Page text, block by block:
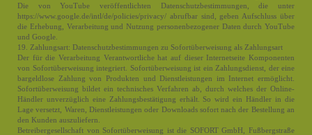
Die von YouTube veröffentlichten Datenschutzbestimmungen, die unter
https://www.google.de/intl/de/policies/privacy/ abrufbar sind, geben Aufschluss über
die Erhebung, Verarbeitung und Nutzung personenbezogener Daten durch YouTube
und Google.
19. Zahlungsart: Datenschutzbestimmungen zu Sofortüberweisung als Zahlungsart
Der für die Verarbeitung Verantwortliche hat auf dieser Internetseite Komponenten
von Sofortüberweisung integriert. Sofortüberweisung ist ein Zahlungsdienst, der eine
bargeldlose Zahlung von Produkten und Dienstleistungen im Internet ermöglicht.
Sofortüberweisung bildet ein technisches Verfahren ab, durch welches der Online-
Händler unverzüglich eine Zahlungsbestätigung erhält. So wird ein Händler in die
Lage versetzt, Waren, Dienstleistungen oder Downloads sofort nach der Bestellung an
den Kunden auszuliefern.
Betreibergesellschaft von Sofortüberweisung ist die SOFORT GmbH, Fußbergstraße